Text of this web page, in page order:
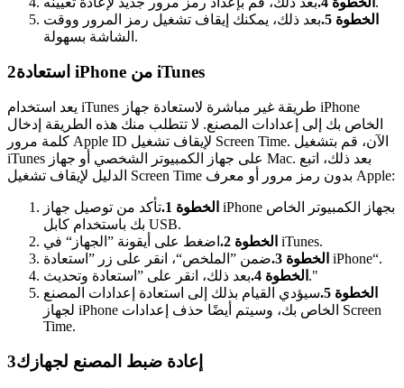
الخطوة 5.
بعد ذلك، يمكنك إيقاف تشغيل رمز المرور ووقت
الشاشة بسهولة.
2 استعادة iPhone من iTunes
يعد استخدام iTunes طريقة غير مباشرة لاستعادة جهاز iPhone
الخاص بك إلى إعدادات المصنع. لا تتطلب منك هذه الطريقة إدخال
كلمة مرور Apple ID لإيقاف تشغيل Screen Time. الآن، قم بتشغيل
iTunes على جهاز الكمبيوتر الشخصي أو جهاز Mac. بعد ذلك، اتبع
الدليل لإيقاف تشغيل Screen Time بدون رمز مرور أو معرف Apple:
الخطوة 1.
تأكد من توصيل جهاز iPhone بجهاز الكمبيوتر الخاص
بك باستخدام كابل USB.
الخطوة 2. اضغط على أيقونة ”الجهاز“ في iTunes.
الخطوة 3. ضمن ”الملخص“، انقر على زر ”استعادة iPhone“.
الخطوة 4. بعد ذلك، انقر على ”استعادة وتحديث."
الخطوة 5.
سيؤدي القيام بذلك إلى استعادة إعدادات المصنع
لجهاز iPhone الخاص بك، وسيتم أيضًا حذف إعدادات Screen
Time.
3إعادة ضبط المصنع لجهازك